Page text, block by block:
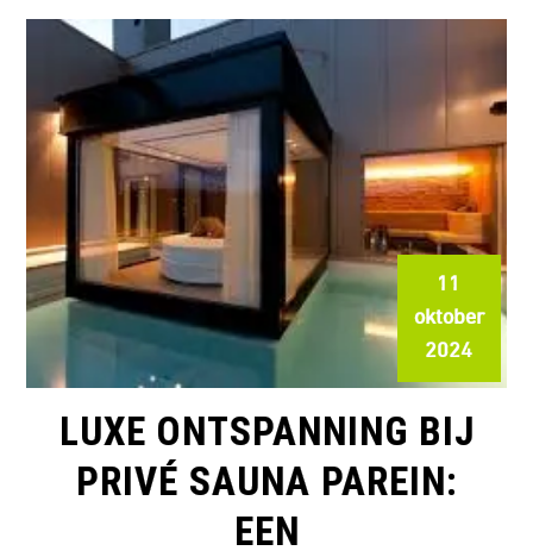
11
oktober
2024
LUXE ONTSPANNING BIJ
PRIVÉ SAUNA PAREIN:
EEN